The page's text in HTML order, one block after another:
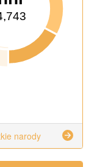
narody